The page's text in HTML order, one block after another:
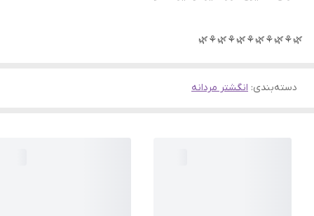
🌿⚘🌿⚘🌿⚘🌿⚘🌿⚘🌿
دسته‌بندی: انگشتر مردانه